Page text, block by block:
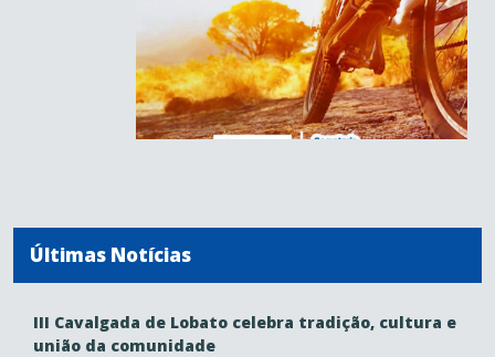
Últimas Notícias
III Cavalgada de Lobato celebra tradição, cultura e
união da comunidade